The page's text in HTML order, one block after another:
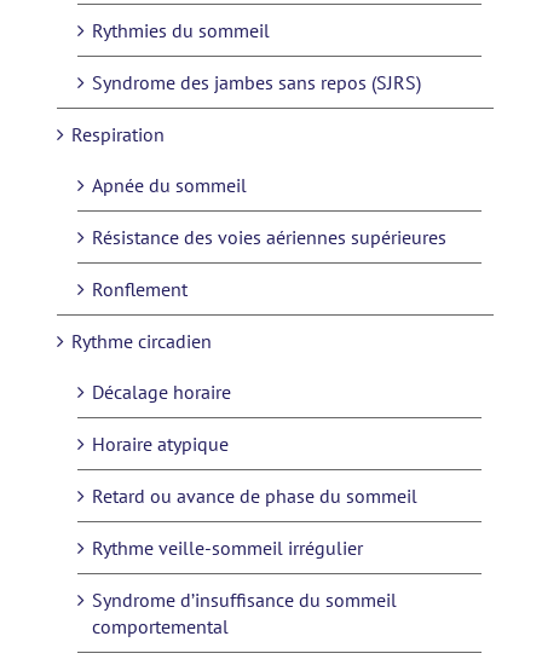
Rythmies du sommeil
Syndrome des jambes sans repos (SJRS)
Respiration
Apnée du sommeil
Résistance des voies aériennes supérieures
Ronflement
Rythme circadien
Décalage horaire
Horaire atypique
Retard ou avance de phase du sommeil
Rythme veille-sommeil irrégulier
Syndrome d’insuffisance du sommeil
comportemental